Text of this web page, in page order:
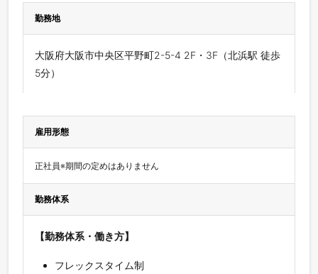
勤務地
大阪府大阪市中央区平野町2-5-4 2F・3F（北浜駅 徒歩
5分）
雇用形態
正社員※期間の定めはありません
勤務体系
【勤務体系・働き方】
フレックスタイム制